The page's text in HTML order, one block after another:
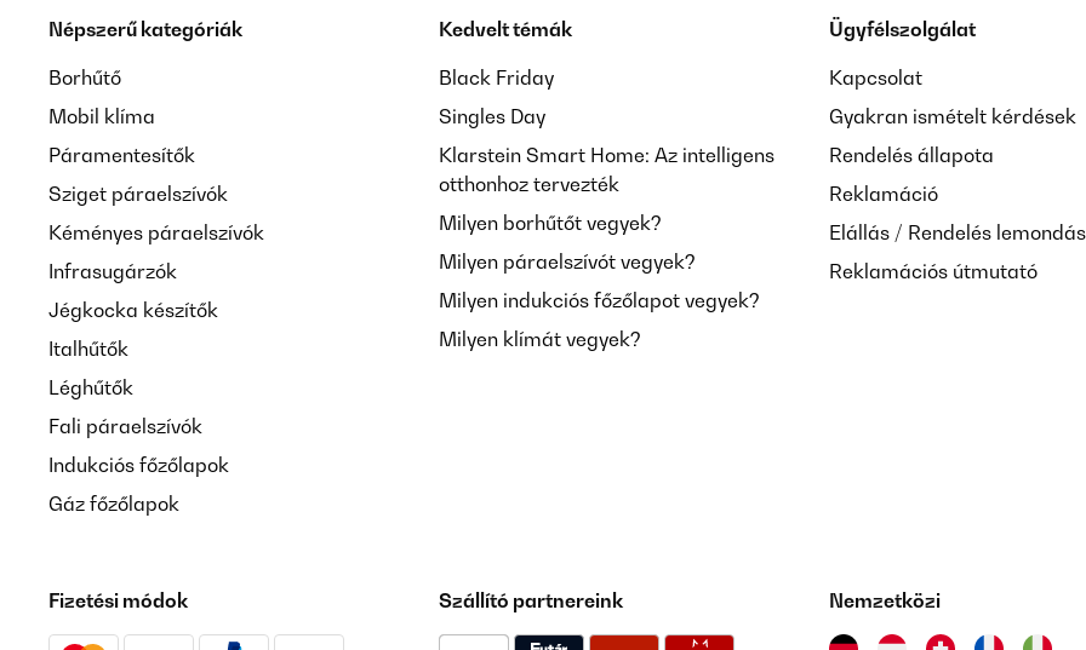
Népszerű kategóriák
Borhűtő
Mobil klíma
Páramentesítők
Sziget páraelszívók
Kéményes páraelszívók
Infrasugárzók
Jégkocka készítők
Italhűtők
Léghűtők
Fali páraelszívók
Indukciós főzőlapok
Gáz főzőlapok
Kedvelt témák
Black Friday
Singles Day
Klarstein Smart Home: Az intelligens
otthonhoz tervezték
Milyen borhűtőt vegyek?
Milyen páraelszívót vegyek?
Milyen indukciós főzőlapot vegyek?
Milyen klímát vegyek?
Ügyfélszolgálat
Kapcsolat
Gyakran ismételt kérdések
Rendelés állapota
Reklamáció
Elállás / Rendelés
Reklamációs útmutató
Fizetési módok Szállító partnereink Nemzetközi